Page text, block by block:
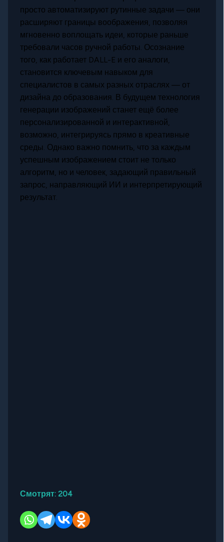
просто автоматизируют рутинные задачи — они
расширяют границы воображения, позволяя
мгновенно воплощать идеи, которые раньше
требовали часов ручной работы. Осознание
того, как работает DALL-E и его аналоги,
становится ключевым навыком для
специалистов в самых разных отраслях — от
дизайна до образования. В будущем технология
генерации изображений станет ещё более
персонализированной и интерактивной,
возможно, интегрируясь прямо в креативные
среды. Однако важно помнить, что за каждым
успешным изображением стоит не только
алгоритм, но и человек, задающий правильный
запрос, направляющий ИИ и интерпретирующий
результат.
Смотрят: 204